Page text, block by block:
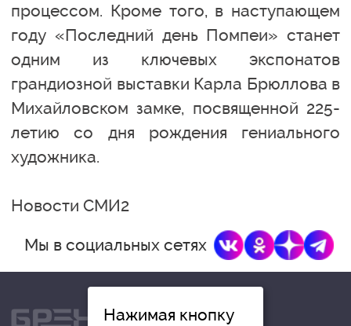
процессом. Кроме того, в наступающем
году «Последний день Помпеи» станет
одним из ключевых экспонатов
грандиозной выставки Карла Брюллова в
Михайловском замке, посвященной 225-
летию со дня рождения гениального
художника.
Новости СМИ2
Мы в социальных сетях
Нажимая кнопку